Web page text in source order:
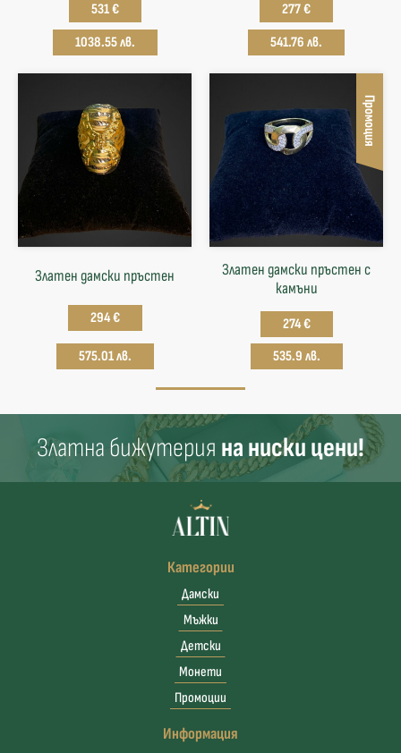
531 €
1038.55 лв.
277 €
541.76 лв.
Златен дамски пръстен
294 €
575.01 лв.
Промоция
Златен дамски пръстен с
камъни
274 €
535.9 лв.
Златна бижутерия на ниски цени!
Категории
Дамски
Мъжки
Детски
Монети
Промоции
Информация